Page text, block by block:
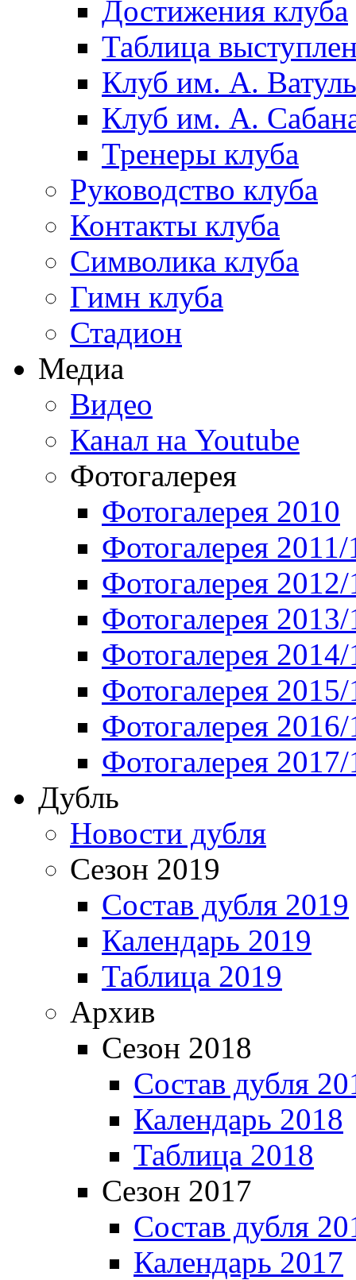
Достижения клуба
Таблица
Клуб им. А.
Клуб им. А.
Тренеры клуба
Руководство клуба
Контакты клуба
Символика клуба
Гимн клуба
Стадион
Медиа
Видео
Канал на Youtube
Фотогалерея
Фотогалерея 2010
Фотогалерея 2011/
Фотогалерея
Фотогалерея
Фотогалерея
Фотогалерея
Фотогалерея
Фотогалерея
Дубль
Новости дубля
Сезон 2019
Состав дубля 2019
Календарь 2019
Таблица 2019
Архив
Сезон 2018
Состав дубля
Календарь 2018
Таблица 2018
Сезон 2017
Состав дубля
Календарь 2017